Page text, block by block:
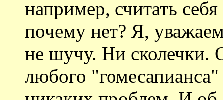
например, считать
почему нет? Я,
не шучу. Ни сколечки.
любого "гомесапианса"